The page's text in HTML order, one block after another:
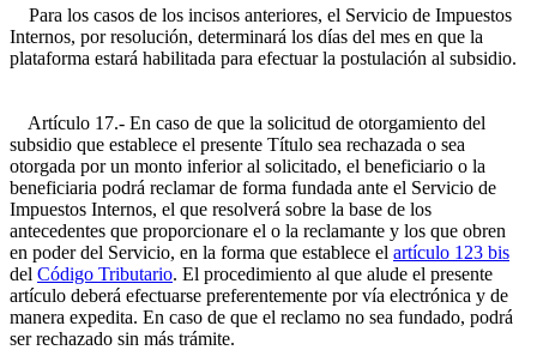
Para los casos de los incisos anteriores, el Servicio de Impuestos
Internos, por resolución, determinará los días del mes en que la
plataforma estará habilitada para efectuar la postulación al subsidio.
Artículo 17.- En caso de que la solicitud de otorgamiento del
subsidio que establece el presente Título sea rechazada o sea
otorgada por un monto inferior al solicitado, el beneficiario o la
beneficiaria podrá reclamar de forma fundada ante el Servicio de
Impuestos Internos, el que resolverá sobre la base de los
antecedentes que proporcionare el o la reclamante y los que obren
en poder del Servicio, en la forma que establece el artículo 123 bis
del Código Tributario. El procedimiento al que alude el presente
artículo deberá efectuarse preferentemente por vía electrónica y de
manera expedita. En caso de que el reclamo no sea fundado, podrá
ser rechazado sin más trámite.